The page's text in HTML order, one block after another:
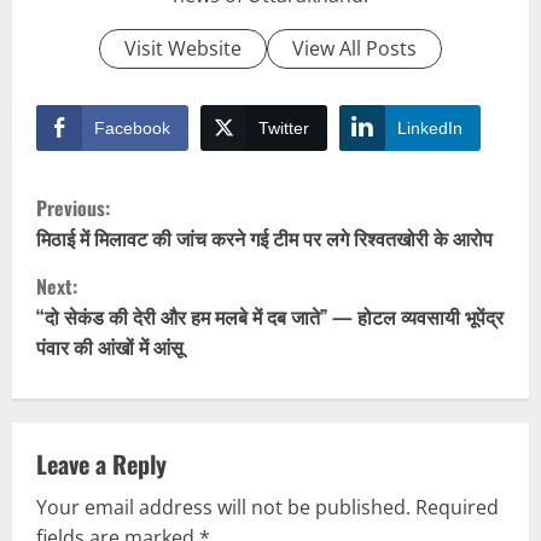
Visit Website
View All Posts
Facebook Twitter LinkedIn
C
o
n
t
i
n
u
Previous:
मिठाई में मिलावट की जांच करने गई टीम पर लगे रिश्वतखोरी के आरोप
Next:
“दो सेकंड की देरी और हम मलबे में दब जाते” — होटल व्यवसायी भूपेंद्र
पंवार की आंखों में आंसू
Leave a Reply
Your email address will not be published. Required